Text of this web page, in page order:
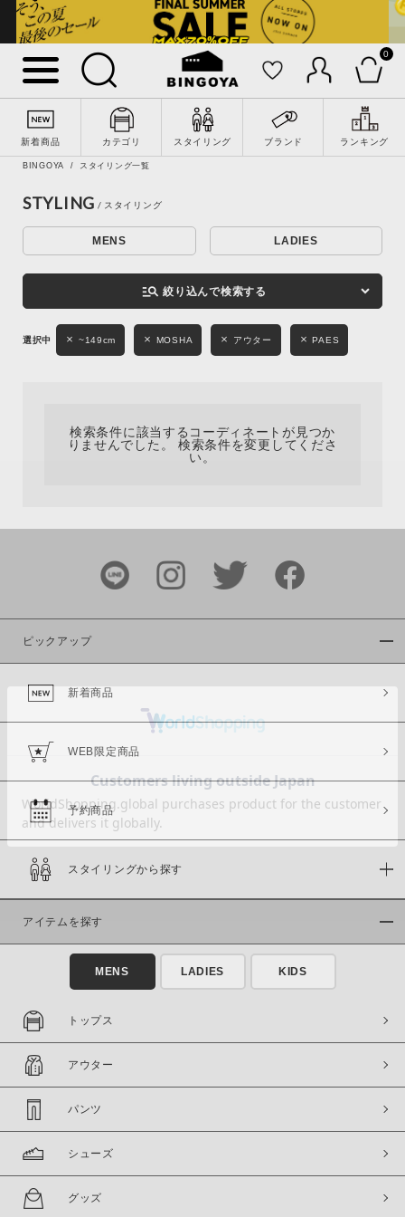
0
新着商品 カテゴリ スタイリング ブランド ランキング
詳細検索
カラー
価格
～
商品タイプ
通常商品 予約商品
在庫
在庫あり 在庫なし含む
BINGOYA スタイリング一覧
STYLING
MENS LADIES
manage_search 絞り込んで検索する
~149cm MOSHA アウター PAES
検索条件に該当するコーディネートが見つか
りませんでした。 検索条件を変更してくださ
い。
ピックアップ
新着商品
WEB限定商品
予約商品
スタイリングから探す
アイテムを探す
MENS LADIES KIDS
トップス
アウター
パンツ
シューズ
グッズ